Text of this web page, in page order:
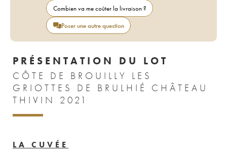
Combien va me coûter la livraison ?
Poser une autre question
PRÉSENTATION DU LOT
CÔTE DE BROUILLY LES
GRIOTTES DE BRULHIÉ CHÂTEAU
THIVIN 2021
LA CUVÉE